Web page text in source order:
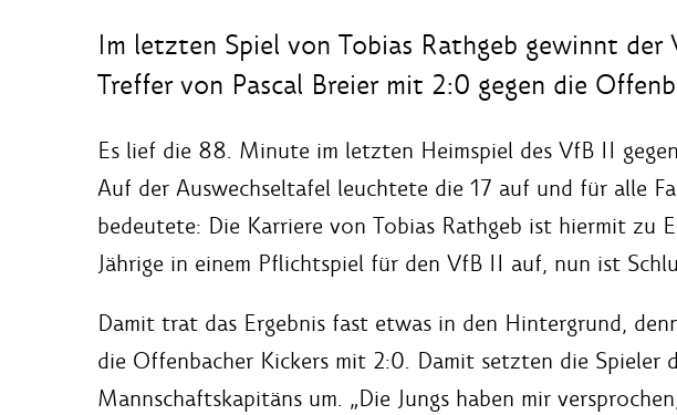
Im letzten Spiel von Tobias Rathgeb gewinnt der
Treffer von Pascal Breier mit 2:0 gegen die
Es lief die 88. Minute im letzten Heimspiel des VfB II
Auf der Auswechseltafel leuchtete die 17 auf und für alle
bedeutete: Die Karriere von Tobias Rathgeb ist hiermit zu
Jährige in einem Pflichtspiel für den VfB II auf, nun ist
Damit trat das Ergebnis fast etwas in den Hintergrund,
die Offenbacher Kickers mit 2:0. Damit setzten die Spieler
Mannschaftskapitäns um. „Die Jungs haben mir